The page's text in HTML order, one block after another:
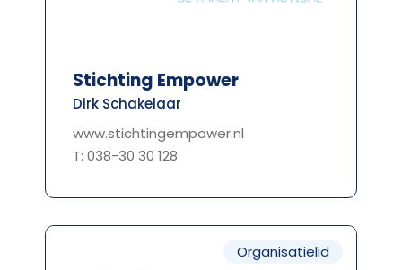
Stichting Empower
Dirk Schakelaar
www.stichtingempower.nl
T: 038-30 30 128
Organisatielid